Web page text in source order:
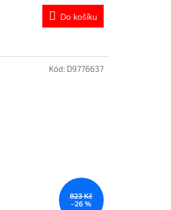
Do košíku
823 Kč
–26 %
Kód: D9776637